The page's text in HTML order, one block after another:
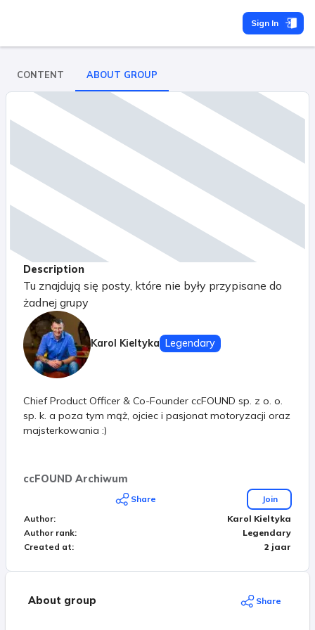
Sign In
CONTENT ABOUT GROUP
Description
Tu znajdują się posty, które nie były przypisane do
żadnej grupy
Karol Kieltyka Legendary
Chief Product Officer & Co-Founder ccFOUND sp. z o. o.
sp. k. a poza tym mąż, ojciec i pasjonat motoryzacji oraz
majsterkowania :)
ccFOUND Archiwum
Share
Join
Author:
Karol Kieltyka
Author rank:
Legendary
Created at: 2 jaar
About group Share